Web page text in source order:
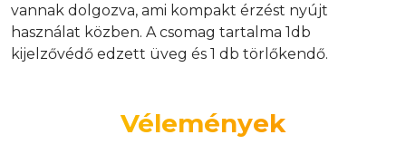
vannak dolgozva, ami kompakt érzést nyújt
használat közben. A csomag tartalma 1db
kijelzővédő edzett üveg és 1 db törlőkendő.
Vélemények